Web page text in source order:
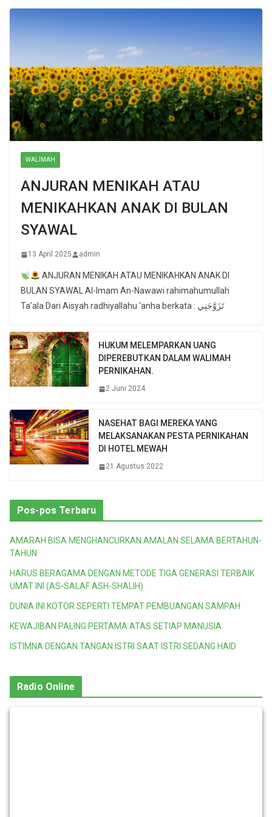
WALIMAH
ANJURAN MENIKAH ATAU
MENIKAHKAN ANAK DI BULAN
SYAWAL
13 April 2025 admin
ANJURAN MENIKAH ATAU MENIKAHKAN ANAK DI
BULAN SYAWAL Al-Imam An-Nawawi rahimahumullah
Ta’ala Dari Aisyah radhiyallahu ‘anha berkata : تَزَوَّجَنِي
HUKUM MELEMPARKAN UANG
DIPEREBUTKAN DALAM WALIMAH
PERNIKAHAN.
2 Juni 2024
NASEHAT BAGI MEREKA YANG
MELAKSANAKAN PESTA PERNIKAHAN
DI HOTEL MEWAH
21 Agustus 2022
Pos-pos Terbaru
AMARAH BISA MENGHANCURKAN AMALAN SELAMA BERTAHUN-
TAHUN
HARUS BERAGAMA DENGAN METODE TIGA GENERASI TERBAIK
UMAT INI (AS-SALAF ASH-SHALIH)
DUNIA INI KOTOR SEPERTI TEMPAT PEMBUANGAN SAMPAH
KEWAJIBAN PALING PERTAMA ATAS SETIAP MANUSIA
ISTIMNA DENGAN TANGAN ISTRI SAAT ISTRI SEDANG HAID
Radio Online